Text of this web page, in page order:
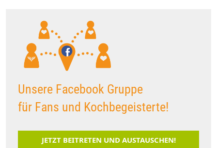
Unsere Facebook Gruppe
für Fans und Kochbegeisterte!
JETZT BEITRETEN UND AUSTAUSCHEN!